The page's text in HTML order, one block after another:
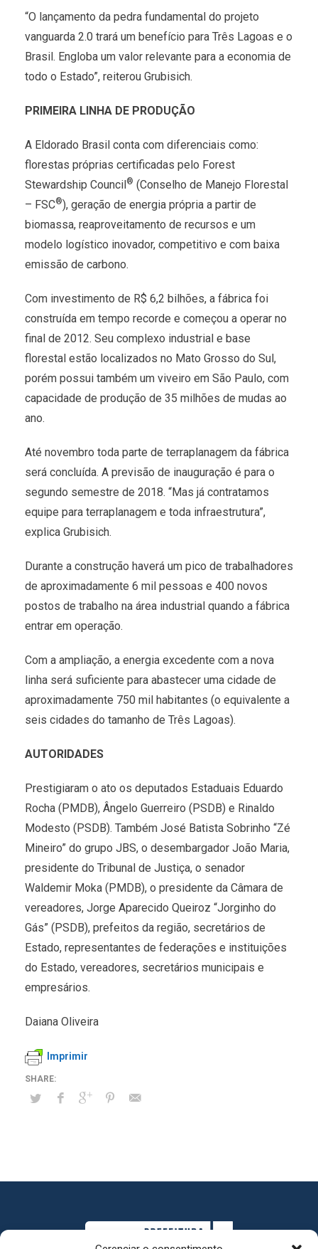
“O lançamento da pedra fundamental do projeto
vanguarda 2.0 trará um benefício para Três Lagoas e o
Brasil. Engloba um valor relevante para a economia de
todo o Estado”, reiterou Grubisich.
PRIMEIRA LINHA DE PRODUÇÃO
A Eldorado Brasil conta com diferenciais como:
florestas próprias certificadas pelo Forest
Stewardship Council ® (Conselho de Manejo Florestal
– FSC®), geração de energia própria a partir de
biomassa, reaproveitamento de recursos e um
modelo logístico inovador, competitivo e com baixa
emissão de carbono.
Com investimento de R$ 6,2 bilhões, a fábrica foi
construída em tempo recorde e começou a operar no
final de 2012. Seu complexo industrial e base
florestal estão localizados no Mato Grosso do Sul,
porém possui também um viveiro em São Paulo, com
capacidade de produção de 35 milhões de mudas ao
ano.
Até novembro toda parte de terraplanagem da fábrica
será concluída. A previsão de inauguração é para o
segundo semestre de 2018. “Mas já contratamos
equipe para terraplanagem e toda infraestrutura”,
explica Grubisich.
Durante a construção haverá um pico de trabalhadores
de aproximadamente 6 mil pessoas e 400 novos
postos de trabalho na área industrial quando a fábrica
entrar em operação.
Com a ampliação, a energia excedente com a nova
linha será suficiente para abastecer uma cidade de
aproximadamente 750 mil habitantes (o equivalente a
seis cidades do tamanho de Três Lagoas).
AUTORIDADES
Prestigiaram o ato os deputados Estaduais Eduardo
Rocha (PMDB), Ângelo Guerreiro (PSDB) e Rinaldo
Modesto (PSDB). Também José Batista Sobrinho “Zé
Mineiro” do grupo JBS, o desembargador João Maria,
presidente do Tribunal de Justiça, o senador
Waldemir Moka (PMDB), o presidente da Câmara de
vereadores, Jorge Aparecido Queiroz “Jorginho do
Gás” (PSDB), prefeitos da região, secretários de
Estado, representantes de federações e instituições
do Estado, vereadores, secretários municipais e
empresários.
Daiana Oliveira
Imprimir